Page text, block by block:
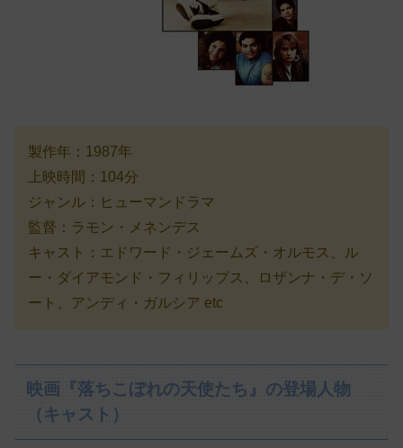
製作年：1987年
上映時間：104分
ジャンル：ヒューマンドラマ
監督：ラモン・メネンデス
キャスト：エドワード・ジェームズ・オルモス、ル
ー・ダイアモンド・フィリップス、ロザンナ・デ・ソ
ート、アンディ・ガルシア etc
映画『落ちこぼれの天使たち』の登場人物
（キャスト）